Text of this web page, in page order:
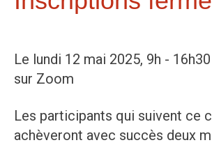
Le lundi 12 mai 2025, 9h - 16h30
sur Zoom
Les participants qui suivent ce
achèveront avec succès deux